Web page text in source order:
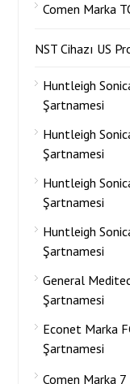
Comen Marka
NST Cihazı US
Huntleigh
Şartnamesi
Huntleigh
Şartnamesi
Huntleigh
Şartnamesi
Huntleigh
Şartnamesi
General
Şartnamesi
Econet Marka
Şartnamesi
Comen Marka